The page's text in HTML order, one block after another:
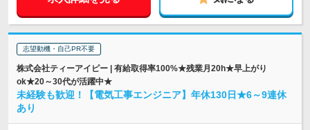
志望動機・自己PR不要
株式会社ティーアイピー | 有給取得率100%★残業月20h★早上がり
ok★20～30代が活躍中★
未経験も歓迎！【電気工事エンジニア】年休130日★6～9連休
あり